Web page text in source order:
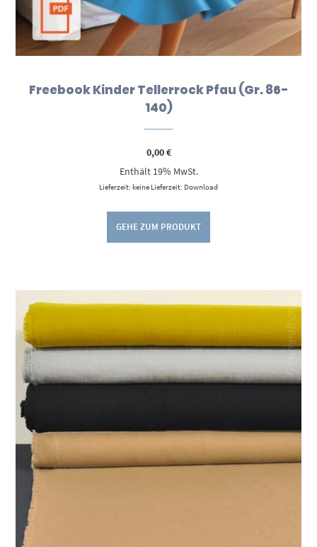
Freebook Kinder Tellerrock Pfau (Gr. 86-
140)
0,00€
Enthält 19% MwSt.
Lieferzeit: keine Lieferzeit: Download
GEHE ZUM PRODUKT